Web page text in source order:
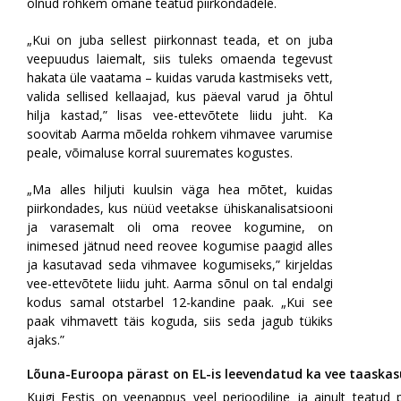
olnud rohkem omane teatud piirkondadele.
„Kui on juba sellest piirkonnast teada, et on juba
veepuudus laiemalt, siis tuleks omaenda tegevust
hakata üle vaatama – kuidas varuda kastmiseks vett,
valida sellised kellaajad, kus päeval varud ja õhtul
hilja kastad,” lisas vee-ettevõtete liidu juht. Ka
soovitab Aarma mõelda rohkem vihmavee varumise
peale, võimaluse korral suuremates kogustes.
„Ma alles hiljuti kuulsin väga hea mõtet, kuidas
piirkondades, kus nüüd veetakse ühiskanalisatsiooni
ja varasemalt oli oma reovee kogumine, on
inimesed jätnud need reovee kogumise paagid alles
ja kasutavad seda vihmavee kogumiseks,” kirjeldas
vee-ettevõtete liidu juht. Aarma sõnul on tal endalgi
kodus samal otstarbel 12-kandine paak. „Kui see
paak vihmavett täis koguda, siis seda jagub tükiks
ajaks.”
Lõuna-Euroopa pärast on EL-is leevendatud ka vee
Kuigi Eestis on veenappus veel perioodiline ja ainult teatud